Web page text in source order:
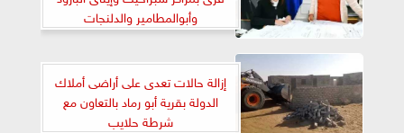
وأبوالمطامير والدلنجات
إزالة حالات تعدى على أراضى أملاك
الدولة بقرية أبو رماد بالتعاون مع
شرطة حلايب